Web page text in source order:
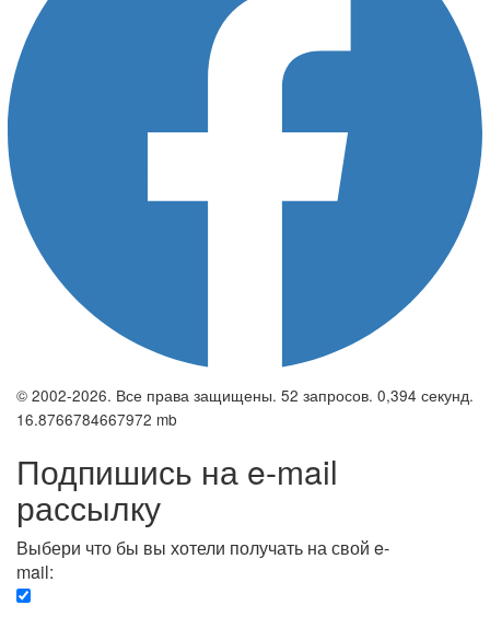
© 2002-2026. Все права защищены. 52 запросов. 0,394 секунд.
16.8766784667972 mb
Подпишись на e-mail
рассылку
Выбери что бы вы хотели получать на свой e-
mail: